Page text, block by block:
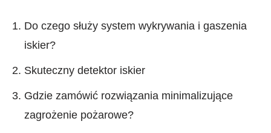
Do czego służy system wykrywania i gaszenia
iskier?
Skuteczny detektor iskier
Gdzie zamówić rozwiązania minimalizujące
zagrożenie pożarowe?